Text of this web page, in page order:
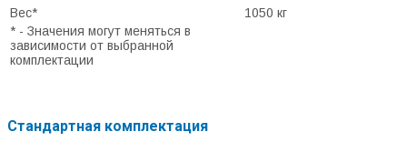
Вес*
1050 кг
* - Значения могут меняться в
зависимости от выбранной
комплектации
Стандартная комплектация